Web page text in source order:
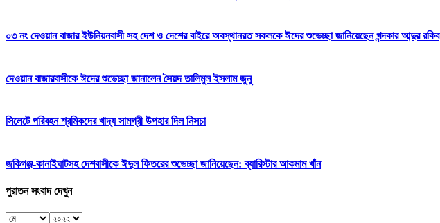
০৩ নং দেওয়ান বাজার ইউনিয়নবাসী সহ দেশ ও দেশের বাইরে অবস্থানরত সকলকে ঈদের শুভেচ্ছা জানিয়েছেন খন্দকার আব্দুর রকিব
দেওয়ান বাজারবাসীকে ঈদের শুভেচ্ছা জানালেন সৈয়দ তালিমুল ইসলাম জুনু
সিলেটে পরিবহন শ্রমিকদের খাদ্য সামগ্রী উপহার দিল নিসচা
জকিগঞ্জ-কানাইঘাটসহ দেশবাসীকে ঈদুল ফিতরের শুভেচ্ছা জানিয়েছেন: ব্যারিস্টার আকমাম খাঁন
পুরাতন সংবাদ দেখুন